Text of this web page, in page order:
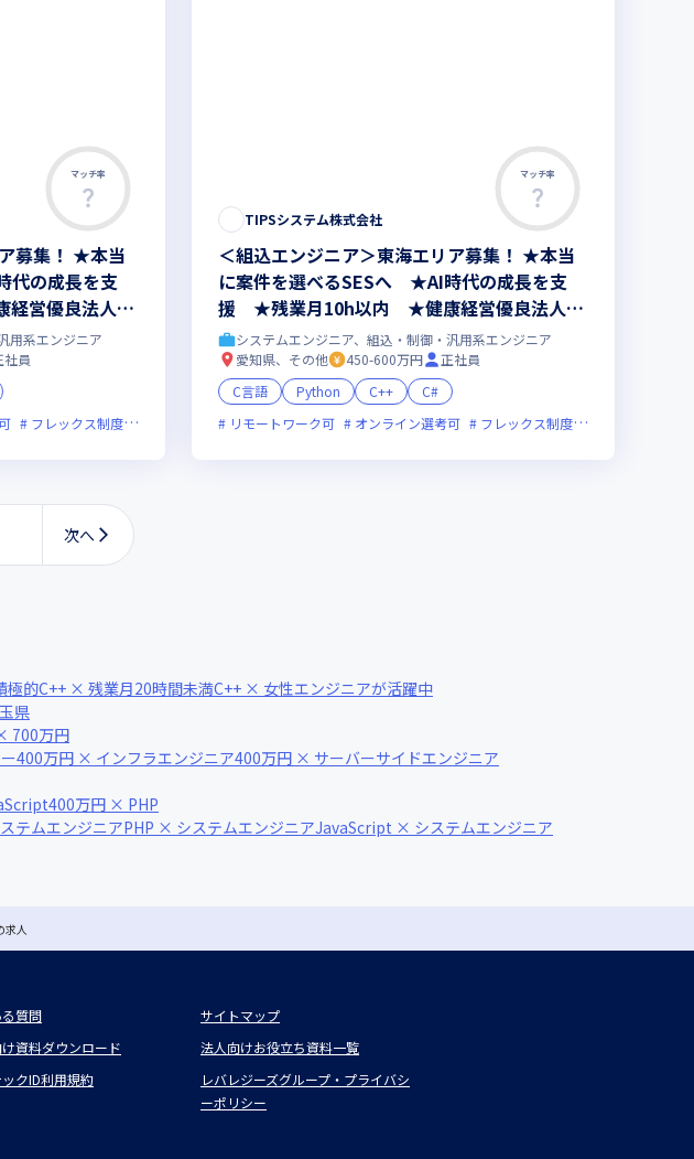
マッチ率
募集！ ★本当
代の成長を支
営優良法人20
用系エンジニア
社員
フレックス制度あり 残業月20時間未満 女性エンジニアが活躍中
マッチ率
TIPSシステム株式会社
＜組込エンジニア＞東海エリア募集！ ★本当
に案件を選べるSESへ ★AI時代の成長を支
援 ★残業月10h以内 ★健康経営優良法人20
26認定
システムエンジニア、組込・制御・汎用系エンジニア
愛知県、その他
450-600万円
正社員
C言語
Python C++
C#
リモートワーク可
オンライン選考可 フレックス制度あり
次へ
極的C++ × 残業月20時間未満C++ × 女性エンジニアが活躍中
県
700万円
400万円 × インフラエンジニア400万円 × サーバーサイドエンジニア
400万円 × PHP
テムエンジニアPHP × システムエンジニアJavaScript × システムエンジニア
求人
質問
サイトマップ
資料ダウンロード
法人向けお役立ち資料一覧
ックID利用規約
レバレジーズグループ・プライバシ
ーポリシー